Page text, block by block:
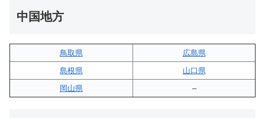
中国地方
鳥取県
広島県
島根県
山口県
岡山県
–